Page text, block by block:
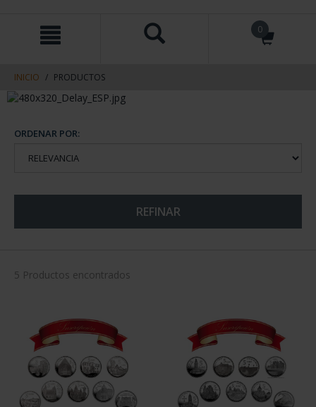
contenido
navegacin
0
INICIO PRODUCTOS
ORDENAR POR:
REFINAR
5 Productos encontrados